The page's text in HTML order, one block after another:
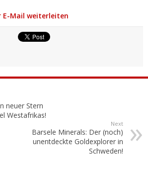
E-Mail weiterleiten
neuer Stern
Westafrikas!
Next
Barsele Minerals: Der (noch)
unentdeckte Goldexplorer in
Schweden!